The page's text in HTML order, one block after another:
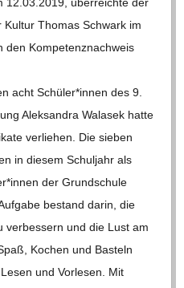
Tho­mas Schwark im
den Kom­pe­tenz­nach­weis
acht Schüler*innen des 9.
Alek­san­dra Wala­sek hatte
ver­lie­hen. Die sie­ben
in die­sem Schul­jahr als
der Grund­schule
bestand darin, die
ver­bes­sern und die Lust am
Kochen und Bas­teln
und Vor­le­sen. Mit